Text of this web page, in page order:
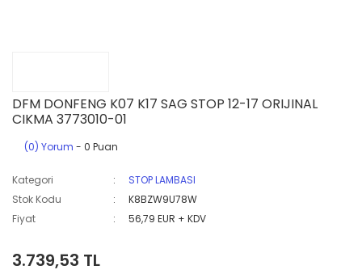
DFM DONFENG K07 K17 SAG STOP 12-17 ORIJINAL
CIKMA 3773010-01
(0) Yorum - 0 Puan
Kategori
STOP LAMBASI
Stok Kodu
K8BZW9U78W
Fiyat
56,79 EUR + KDV
3.739,53 TL